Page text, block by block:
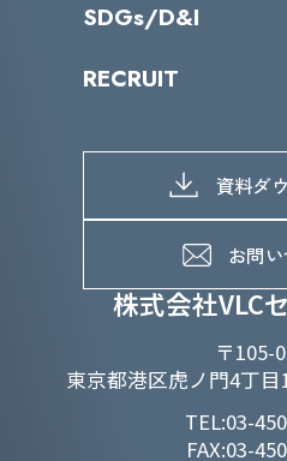
株式会社VLC
〒105-
東京都港区虎ノ門4丁
TEL:03-
FAX:03-
IRカレンダー
IRライブラリー
よくあるご質問
SDGs/D&I
当グループのマテリ
SDGs推進体制
D&Iの取り組み
RECRUIT
募集職種一覧
メッセージ
メンバーインタビュー
資料ダ
お問